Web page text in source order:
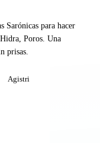
Sarónicas para hacer
Poros. Una
prisas.
Agistri